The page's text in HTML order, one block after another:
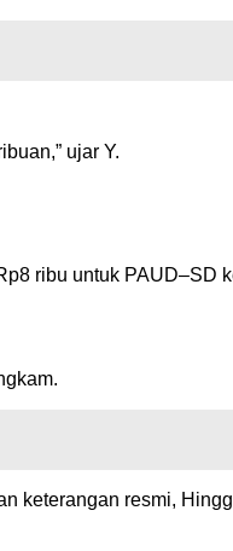
ujar Y.
ribu untuk PAUD–SD
keterangan resmi,